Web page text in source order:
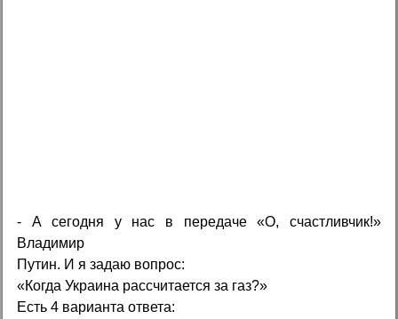
- А сегодня у нас в передаче «О, счастливчик!»
Владимир
Путин. И я задаю вопрос:
«Когда Украина рассчитается за газ?»
Есть 4 варианта ответа: